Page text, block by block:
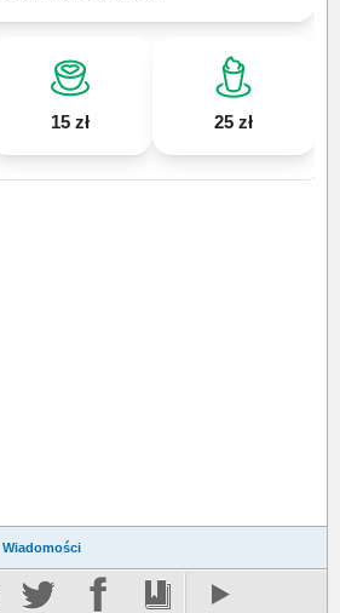
15 zł 25 zł
Wiadomości